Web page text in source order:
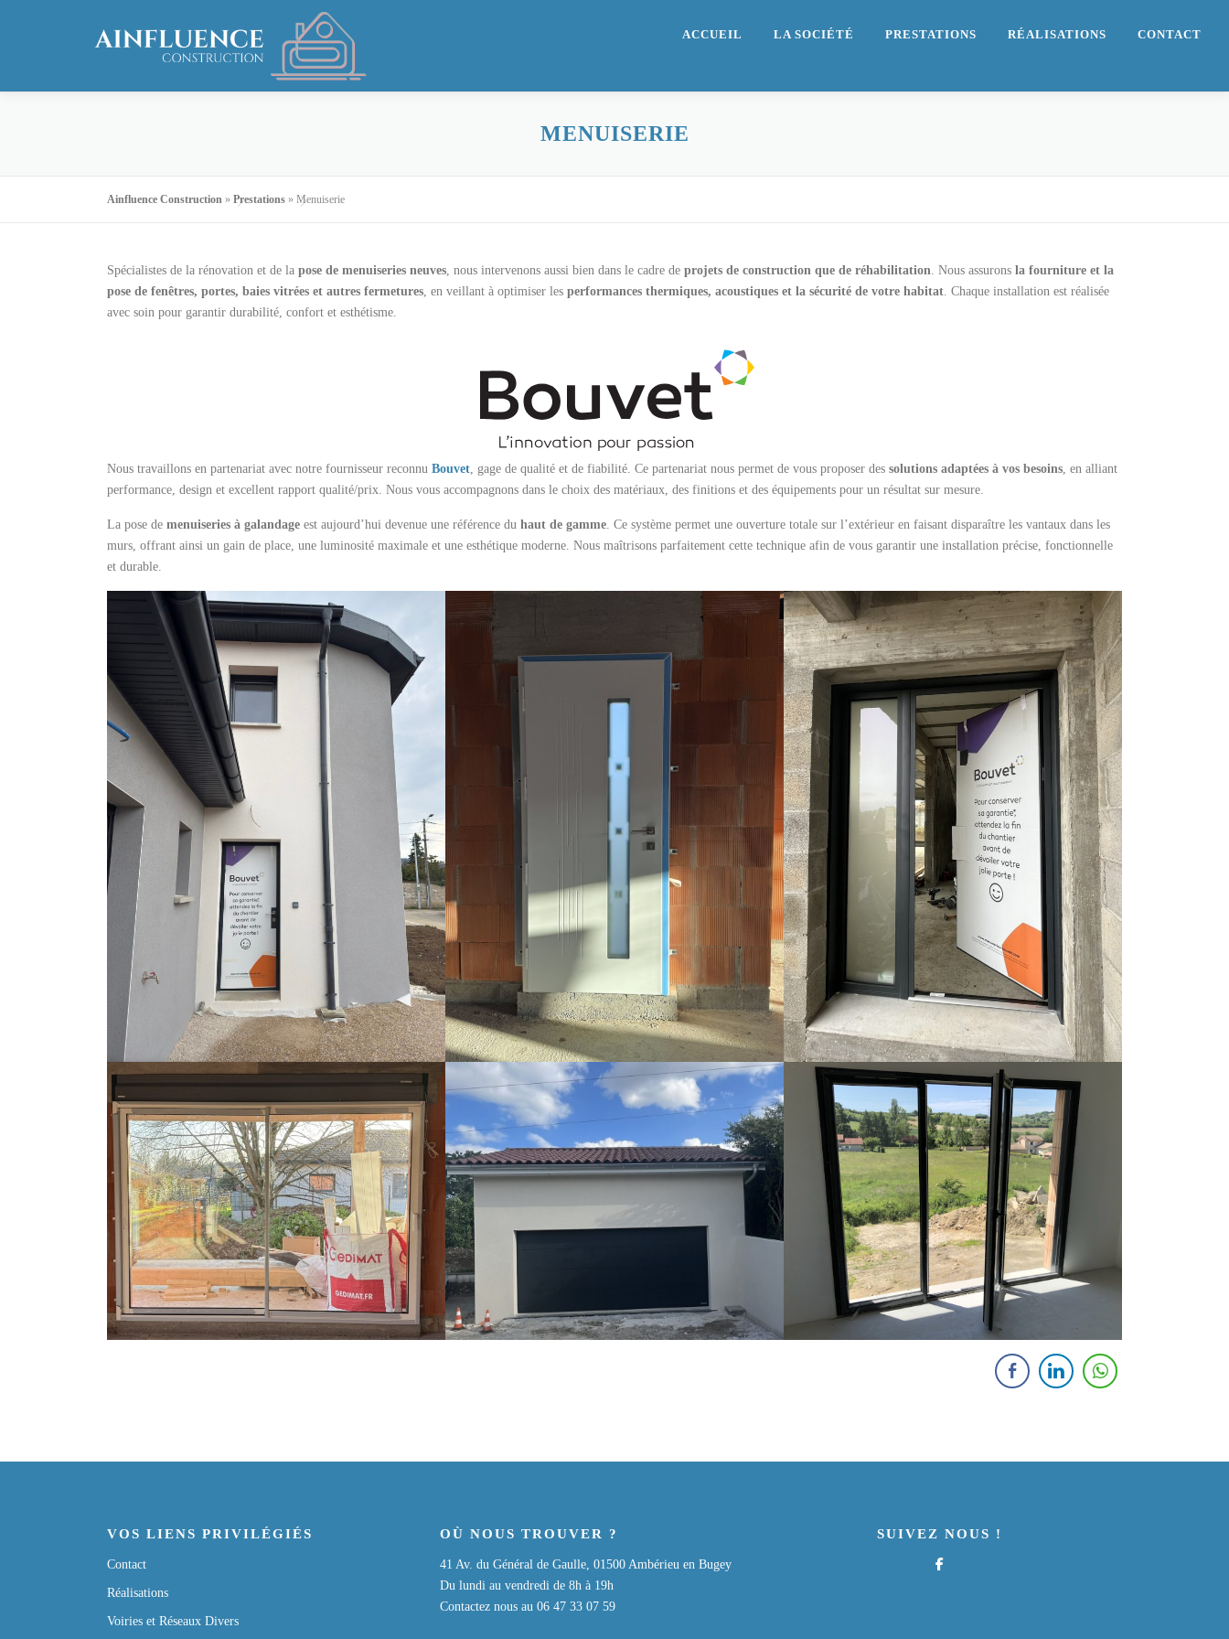
ACCUEIL LA SOCIÉTÉ PRESTATIONS RÉALISATIONS CONTACT
MENUISERIE
Ainfluence Construction » Prestations » Menuiserie
Spécialistes de la rénovation et de la pose de menuiseries neuves, nous intervenons aussi bien dans le cadre de projets de construction que de réhabilitation. Nous assurons la fourniture et la
pose de fenêtres, portes, baies vitrées et autres fermetures, en veillant à optimiser les performances thermiques, acoustiques et la sécurité de votre habitat. Chaque installation est réalisée
avec soin pour garantir durabilité, confort et esthétisme.
Nous travaillons en partenariat avec notre fournisseur reconnu Bouvet, gage de qualité et de fiabilité. Ce partenariat nous permet de vous proposer des solutions adaptées à vos besoins, en alliant
performance, design et excellent rapport qualité/prix. Nous vous accompagnons dans le choix des matériaux, des finitions et des équipements pour un résultat sur mesure.
La pose de menuiseries à galandage est aujourd’hui devenue une référence du haut de gamme. Ce système permet une ouverture totale sur l’extérieur en faisant disparaître les vantaux dans les
murs, offrant ainsi un gain de place, une luminosité maximale et une esthétique moderne. Nous maîtrisons parfaitement cette technique afin de vous garantir une installation précise, fonctionnelle
et durable.
VOS LIENS PRIVILÉGIÉS
Contact
Réalisations
Voiries et Réseaux Divers
OÙ NOUS TROUVER ?
41 Av. du Général de Gaulle, 01500 Ambérieu en Bugey
Du lundi au vendredi de 8h à 19h
Contactez nous au 06 47 33 07 59
SUIVEZ NOUS !